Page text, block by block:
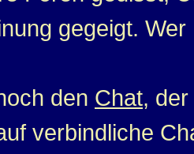
gegeigt.
den Chat,
verbindliche